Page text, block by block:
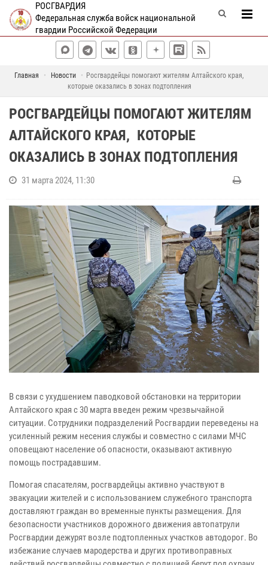
РОСГВАРДИЯ
Федеральная служба войск национальной
гвардии Российской Федерации
Главная Новости
Росгвардейцы помогают жителям Алтайского края,
которые оказались в зонах подтопления
РОСГВАРДЕЙЦЫ ПОМОГАЮТ ЖИТЕЛЯМ
АЛТАЙСКОГО КРАЯ, КОТОРЫЕ
ОКАЗАЛИСЬ В ЗОНАХ ПОДТОПЛЕНИЯ
31 марта 2024, 11:30
В связи с ухудшением паводковой обстановки на территории
Алтайского края с 30 марта введен режим чрезвычайной
ситуации. Сотрудники подразделений Росгвардии переведены на
усиленный режим несения службы и совместно с силами МЧС
оповещают население об опасности, оказывают активную
помощь пострадавшим.
Помогая спасателям, росгвардейцы активно участвуют в
эвакуации жителей и с использованием служебного транспорта
доставляют граждан во временные пункты размещения. Для
безопасности участников дорожного движения автопатрули
Росгвардии дежурят возле подтопленных участков автодорог. Во
избежание случаев мародерства и других противоправных